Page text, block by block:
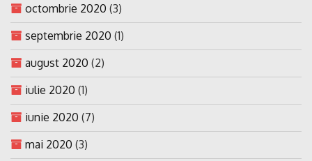
octombrie 2020 (3)
septembrie 2020 (1)
august 2020 (2)
iulie 2020 (1)
iunie 2020 (7)
mai 2020 (3)